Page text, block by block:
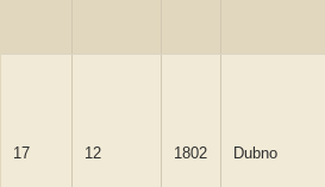
17 12 1802 Dubno